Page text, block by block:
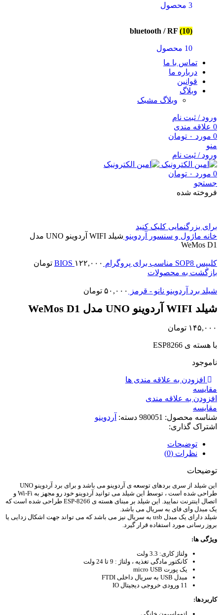
3 محصول
bluetooth / RF (10)
10 محصول
تماس با ما
درباره ما
قوانین
وبلاگ
وبلاگ مشبک
ورود / ثبت نام
0 علاقه مندی
0 مورد ۰ تومان
منو
ورود / ثبت نام
0 مورد ۰ تومان
جستجو
فروخته شده
برای بزرگنمایی کلیک کنید
خانه ماژول و سنسور آردوینو
شیلد WIFI آردوینو UNO مدل
WeMos D1
کلیپس SOP8 مناسب برای پروگرام BIOS ۱۲۲,۰۰۰
تومان
بازگشت به محصولات
شیلد برد آردوینو نانو - قرمز ۵۰,۰۰۰ تومان
شیلد WIFI آردوینو UNO مدل WeMos D1
۱۴۵,۰۰۰ تومان
با هسته ی ESP8266
ناموجود
افزودن به علاقه مندی ها
مقايسه
افزودن به علاقه مندی
مقایسه
شناسه محصول: 980051 دسته: آردوینو
اشتراک گذاری:
توضیحات
نظرات (0)
توضیحات
این شیلد از سری بردهای توسعه ی آردوینو می باشد و برای برد آردوینو UNO
طراحی شده است ، توسط این شیلد می توانید آردوینو خود رو مجهز به Wi-Fi و
اتصال اینترنت نمایید. این شیلد بر مبنای هسته ی ESP-8266 طراحی شده است که
یک مبدل وای فای به سریال می باشد.
شیلد دارای یک مبدل usb به سریال نیز می باشد که می تواند جهت اشکال زدایی یا
بروز رسانی مورد استفاده قرار گیرد.
ویژگی ها:
ولتاژ کاری: 3.3 ولت
کانکتور مادگی تغذیه ، ولتاژ : 9 تا 24 ولت
یک پورت micro USB
مبدل USB به سریال داخلی FTDI
11 ورودی خروجی دیجیتال IO
کاربردها: